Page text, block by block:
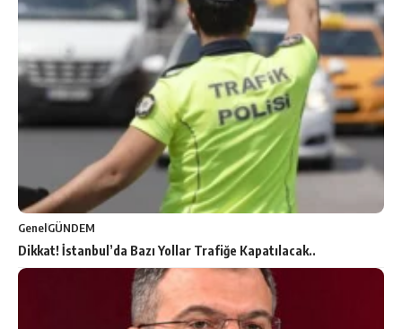
GenelGÜNDEM
Dikkat! İstanbul’da Bazı Yollar Trafiğe Kapatılacak..